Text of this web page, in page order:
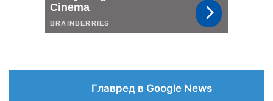
Главред в Google News